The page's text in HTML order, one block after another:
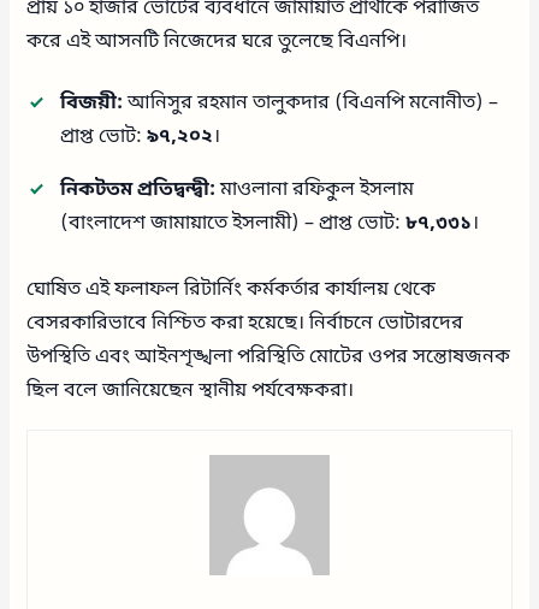
প্রায় ১০ হাজার ভোটের ব্যবধানে জামায়াত প্রার্থীকে পরাজিত
করে এই আসনটি নিজেদের ঘরে তুলেছে বিএনপি।
বিজয়ী:আনিসুর রহমান তালুকদার (বিএনপি মনোনীত) –
প্রাপ্ত ভোট:৯৭,২০২।
নিকটতম প্রতিদ্বন্দ্বী:মাওলানা রফিকুল ইসলাম
(বাংলাদেশ জামায়াতে ইসলামী) – প্রাপ্ত ভোট:৮৭,৩৩১।
ঘোষিত এই ফলাফল রিটার্নিং কর্মকর্তার কার্যালয় থেকে
বেসরকারিভাবে নিশ্চিত করা হয়েছে। নির্বাচনে ভোটারদের
উপস্থিতি এবং আইনশৃঙ্খলা পরিস্থিতি মোটের ওপর সন্তোষজনক
ছিল বলে জানিয়েছেন স্থানীয় পর্যবেক্ষকরা।